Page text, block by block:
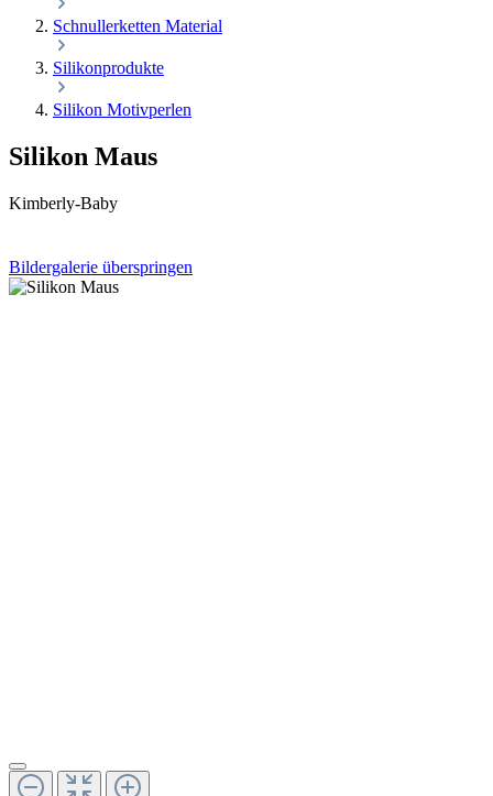
Schnullerketten Material
Silikonprodukte
Silikon Motivperlen
Silikon Maus
Kimberly-Baby
Bildergalerie überspringen